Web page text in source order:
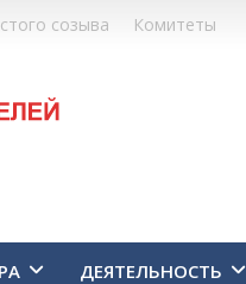
созыва Комитеты
ДЕЯТЕЛЬНОСТЬ